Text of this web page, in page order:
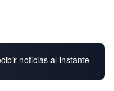
noticias al instante